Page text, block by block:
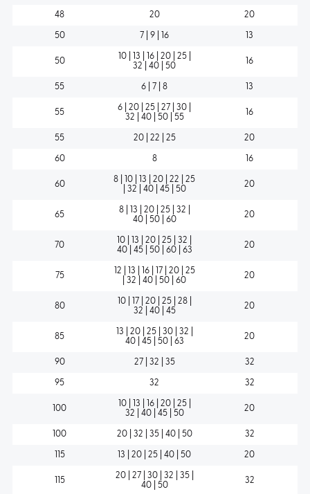
48 20 20
50 7 | 9 | 16 13
50
10 | 13 | 16 | 20 | 25 |
32 | 40 | 50
16
55 6 | 7 | 8 13
55
6 | 20 | 25 | 27 | 30 |
32 | 40 | 50 | 55
16
55 20 | 22 | 25 20
60 8 16
60
8 | 10 | 13 | 20 | 22 | 25
| 32 | 40 | 45 | 50
20
65
8 | 13 | 20 | 25 | 32 |
40 | 50 | 60
20
70
10 | 13 | 20 | 25 | 32 |
40 | 45 | 50 | 60 | 63
20
75
12 | 13 | 16 | 17 | 20 | 25
| 32 | 40 | 50 | 60
20
80
10 | 17 | 20 | 25 | 28 |
32 | 40 | 45
20
85
13 | 20 | 25 | 30 | 32 |
40 | 45 | 50 | 63
20
90 27 | 32 | 35 32
95 32 32
100
10 | 13 | 16 | 20 | 25 |
32 | 40 | 45 | 50
20
100 20 | 32 | 35 | 40 | 50 32
115 13 | 20 | 25 | 40 | 50 20
115
20 | 27 | 30 | 32 | 35 |
40 | 50
32